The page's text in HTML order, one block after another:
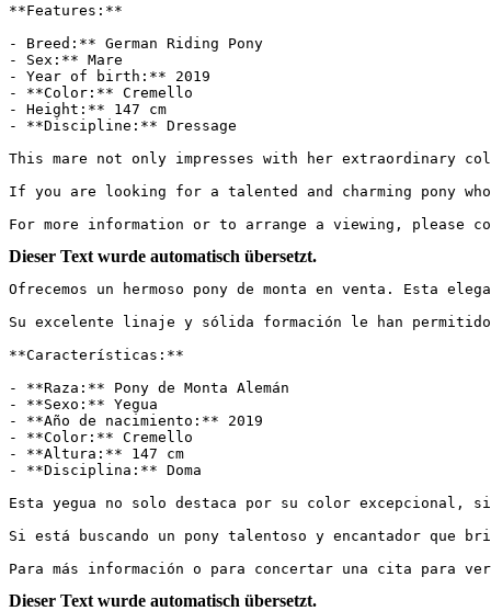
**Features:**
- Breed:** German Riding Pony
- Sex:** Mare
- Year of birth:** 2019
- **Color:** Cremello
- Height:** 147 cm
- **Discipline:** Dressage
This mare not only impresses with her extraordinary
If you are looking for a talented and charming pony
For more information or to arrange a viewing, please
Dieser Text wurde automatisch übersetzt.
Ofrecemos un hermoso pony de monta en venta. Esta
Su excelente linaje y sólida formación le han
**Características:**
- **Raza:** Pony de Monta Alemán
- **Sexo:** Yegua
- **Año de nacimiento:** 2019
- **Color:** Cremello
- **Altura:** 147 cm
- **Disciplina:** Doma
Esta yegua no solo destaca por su color excepcional,
Si está buscando un pony talentoso y encantador
Para más información o para concertar una cita para
Dieser Text wurde automatisch übersetzt.